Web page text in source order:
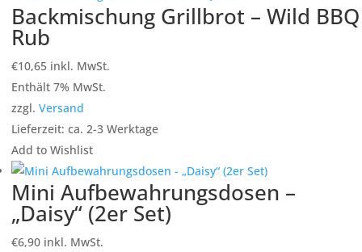
Backmischung Grillbrot – Wild BBQ
Rub
€10,65 inkl. MwSt.
Enthält 7% MwSt.
zzgl. Versand
Lieferzeit: ca. 2-3 Werktage
Add to Wishlist
Mini Aufbewahrungsdosen –
„Daisy“ (2er Set)
€6,90 inkl. MwSt.